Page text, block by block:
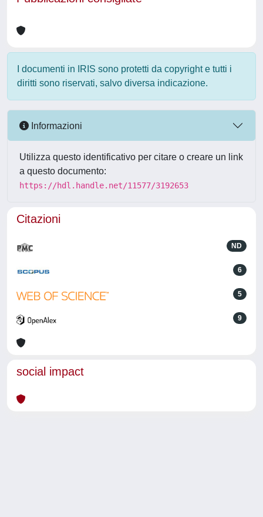
I documenti in IRIS sono protetti da copyright e tutti i
diritti sono riservati, salvo diversa indicazione.
Informazioni
Utilizza questo identificativo per citare o creare un link
a questo documento:
https://hdl.handle.net/11577/3192653
Citazioni
ND
6
5
9
social impact